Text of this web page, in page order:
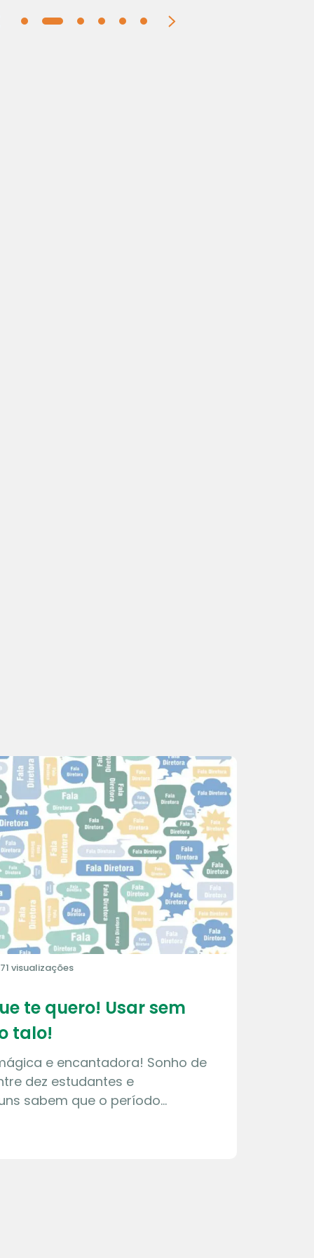
visualizações
te quero! Usar sem
talo!
e encantadora! Sonho de
dez estudantes e
sabem que o período…